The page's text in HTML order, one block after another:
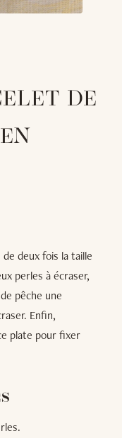
DE
deux fois la taille
perles à écraser,
pêche une
Enfin,
plate pour fixer